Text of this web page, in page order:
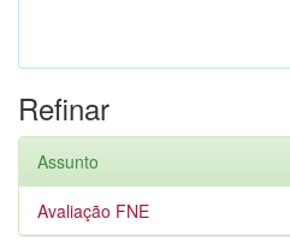
Refinar
Assunto
Avaliação FNE